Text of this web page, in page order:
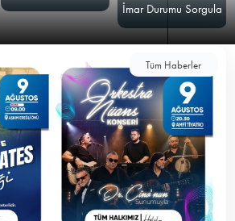
İmar Durumu Sorgula
Tüm Haberler